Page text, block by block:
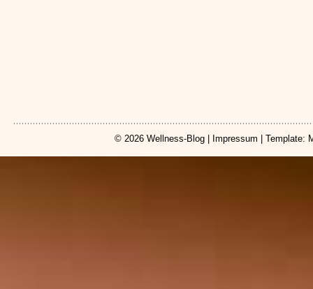
© 2026 Wellness-Blog Impressum | Template: